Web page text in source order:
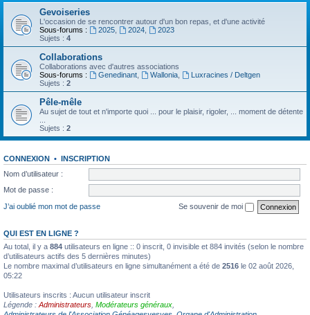
Gevoiseries
L'occasion de se rencontrer autour d'un bon repas, et d'une activité
Sous-forums :
2025, 2024,
2023
Sujets : 4
Collaborations
Collaborations avec d'autres associations
Sous-forums :
Genedinant, Wallonia,
Luxracines / Deltgen
Sujets : 2
Pêle-mêle
Au sujet de tout et n'importe quoi ... pour le plaisir, rigoler, ... moment de détente
Sujets : 2
CONNEXION • INSCRIPTION
Nom d’utilisateur :
Mot de passe :
J’ai oublié mon mot de passe
Se souvenir de moi
QUI EST EN LIGNE ?
Au total, il y a 884 utilisateurs en ligne :: 0 inscrit, 0 invisible et 884 invités (selon le nombre
d’utilisateurs actifs des 5 dernières minutes)
Le nombre maximal d’utilisateurs en ligne simultanément a été de 2516 le 02 août 2026,
05:22
Utilisateurs inscrits : Aucun utilisateur inscrit
Légende : Administrateurs Modérateurs généraux